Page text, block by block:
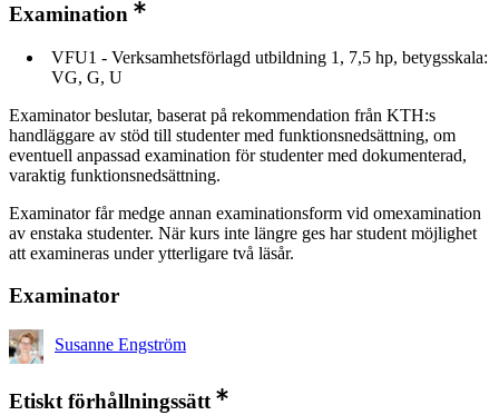
Examination
VFU1 - Verksamhetsförlagd utbildning 1, 7,5 hp, betygsskala:
VG, G, U
Examinator beslutar, baserat på rekommendation från KTH:s
handläggare av stöd till studenter med funktionsnedsättning, om
eventuell anpassad examination för studenter med dokumenterad,
varaktig funktionsnedsättning.
Examinator får medge annan examinationsform vid omexamination
av enstaka studenter. När kurs inte längre ges har student möjlighet
att examineras under ytterligare två läsår.
Examinator
Susanne Engström
Etiskt förhållningssätt